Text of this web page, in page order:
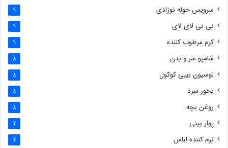
سرویس حوله نوزادی 9
نی نی لای لای 9
کرم مرطوب کننده 9
شامپو سر و بدن 8
لوسیون بیبی کوکول 8
بخور سرد 8
روغن بچه 8
پوار بینی 7
نرم کننده لباس 7